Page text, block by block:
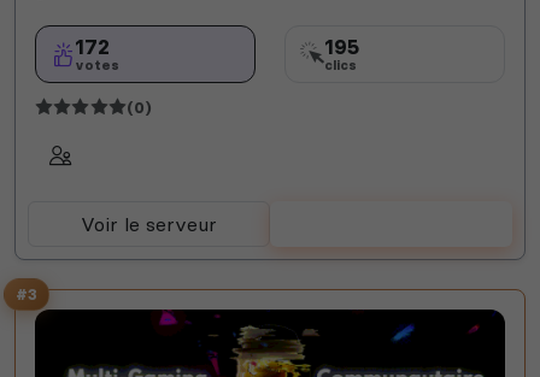
172
votes
195
clics
(0)
Voir le serveur
#3